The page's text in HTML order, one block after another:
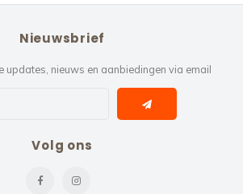
Nieuwsbrief
updates, nieuws en aanbiedingen via email
Volg ons